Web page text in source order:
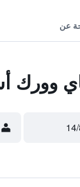
عن
وورك